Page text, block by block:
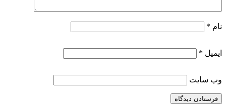
نام *
ایمیل *
وب‌ سایت